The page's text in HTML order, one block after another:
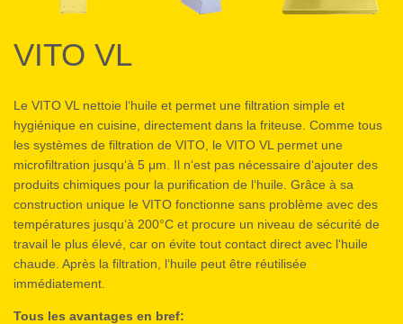
VITO VL
Le VITO VL nettoie l‘huile et permet une filtration simple et
hygiénique en cuisine, directement dans la friteuse. Comme tous
les systèmes de filtration de VITO, le VITO VL permet une
microfiltration jusqu‘à 5 μm. Il n‘est pas nécessaire d‘ajouter des
produits chimiques pour la purification de l‘huile. Grâce à sa
construction unique le VITO fonctionne sans problème avec des
températures jusqu‘à 200°C et procure un niveau de sécurité de
travail le plus élevé, car on évite tout contact direct avec l‘huile
chaude. Après la filtration, l‘huile peut être réutilisée
immédiatement.
Tous les avantages en bref: